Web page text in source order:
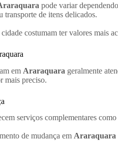
pode variar
transporte de itens delicados.
costumam ter valores mais
em Araraquara geralmente
mais preciso.
serviços complementares
de mudança em Araraquara